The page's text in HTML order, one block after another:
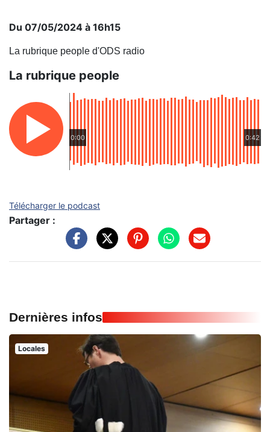
Du 07/05/2024 à 16h15
La rubrique people d'ODS radio
La rubrique people
0:00 0:42
Télécharger le podcast
Partager :
Dernières infos
Locales